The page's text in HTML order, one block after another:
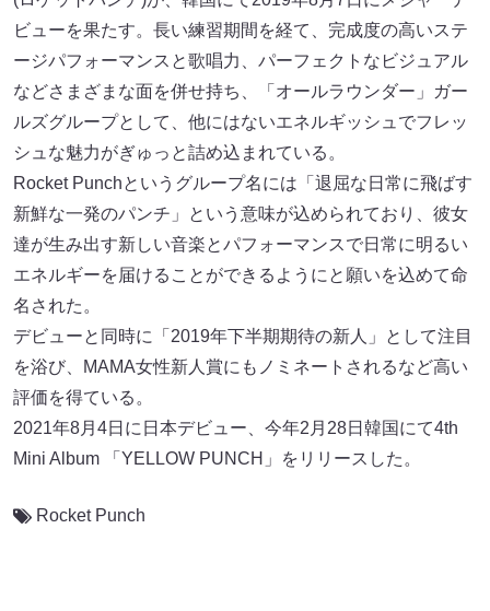
ビューを果たす。長い練習期間を経て、完成度の高いステ
ージパフォーマンスと歌唱力、パーフェクトなビジュアル
などさまざまな面を併せ持ち、「オールラウンダー」ガー
ルズグループとして、他にはないエネルギッシュでフレッ
シュな魅力がぎゅっと詰め込まれている。
Rocket Punchというグループ名には「退屈な日常に飛ばす
新鮮な一発のパンチ」という意味が込められており、彼女
達が生み出す新しい音楽とパフォーマンスで日常に明るい
エネルギーを届けることができるようにと願いを込めて命
名された。
デビューと同時に「2019年下半期期待の新人」として注目
を浴び、MAMA女性新人賞にもノミネートされるなど高い
評価を得ている。
2021年8月4日に日本デビュー、今年2月28日韓国にて4th
Mini Album 「YELLOW PUNCH」をリリースした。
Rocket Punch